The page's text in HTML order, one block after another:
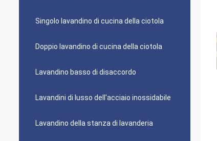
Singolo lavandino di cucina della ciotola
Doppio lavandino di cucina della ciotola
Lavandino basso di disaccordo
Lavandini di lusso dell'acciaio inossidabile
Lavandino della stanza di lavanderia